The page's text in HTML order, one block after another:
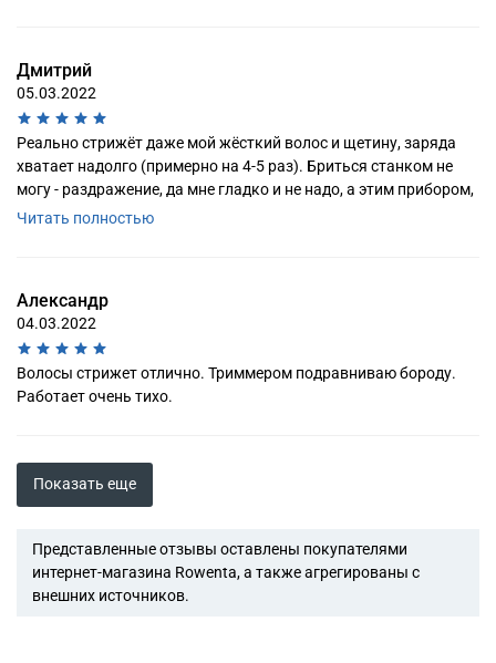
Дмитрий
05.03.2022
Реально стрижёт даже мой жёсткий волос и щетину, заряда
хватает надолго (примерно на 4-5 раз). Бриться станком не
могу - раздражение, да мне гладко и не надо, а этим прибором,
Читать полностью
Александр
04.03.2022
Волосы стрижет отлично. Триммером подравниваю бороду.
Работает очень тихо.
Показать еще
Представленные отзывы оставлены покупателями
интернет-магазина Rowenta, а также агрегированы с
внешних источников.